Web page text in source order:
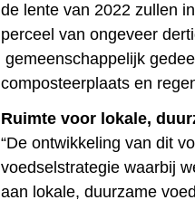
de lente van 2022 zullen
perceel van ongeveer
gemeenschappelijk
composteerplaats en
Ruimte voor lokale,
“De ontwikkeling van dit
voedselstrategie waarbij
aan lokale, duurzame